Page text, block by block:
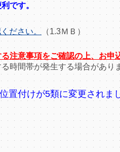
です。
ださい。 （1.3ＭＢ）
注意事項をご確認の上、お申
時間帯が発生する場合があり
置付けが5類に変更されま